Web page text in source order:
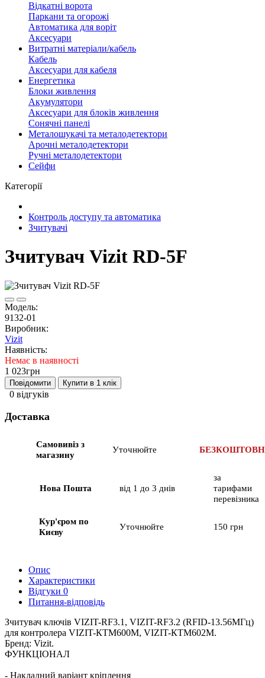
Відкатні ворота
Паркани та огорожі
Автоматика для воріт
Аксесуари
Витратні матеріали/кабель
Кабель
Аксесуари для кабеля
Енергетика
Блоки живлення
Акумулятори
Аксесуари для блоків живлення
Сонячні панелі
Металошукачі та металодетектори
Арочні металодетектори
Ручні металодетектори
Сейфи
Категорії
Контроль доступу та автоматика
Зчитувачі
Зчитувач Vizit RD-5F
Модель:
9132-01
Виробник:
Vizit
Наявність:
Немає в наявності
1 023грн
Повідомити Купити в 1 клік
0 відгуків
Доставка
Самовивіз з
магазину
Уточнюйте
Нова Пошта від 1 до 3 днів
за
тарифами
перевізника
Кур'єром по
Києву
Уточнюйте 150 грн
Опис
Характеристики
Відгуки 0
Питання-відповідь
Зчитувач ключів VIZIT-RF3.1, VIZIT-RF3.2 (RFID-13.56МГц)
для контролера VIZIT-КТМ600M, VIZIT-КТМ602M.
Бренд: Vizit.
ФУНКЦІОНАЛ
- Накладний варіант кріплення